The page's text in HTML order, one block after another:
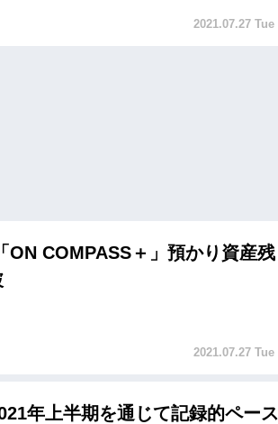
2021.07.27 Tue
ON COMPASS＋」預かり資産残
2021.07.27 Tue
年上半期を通じて記録的ペース